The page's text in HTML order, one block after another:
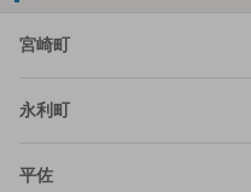
宮崎町
永利町
平佐